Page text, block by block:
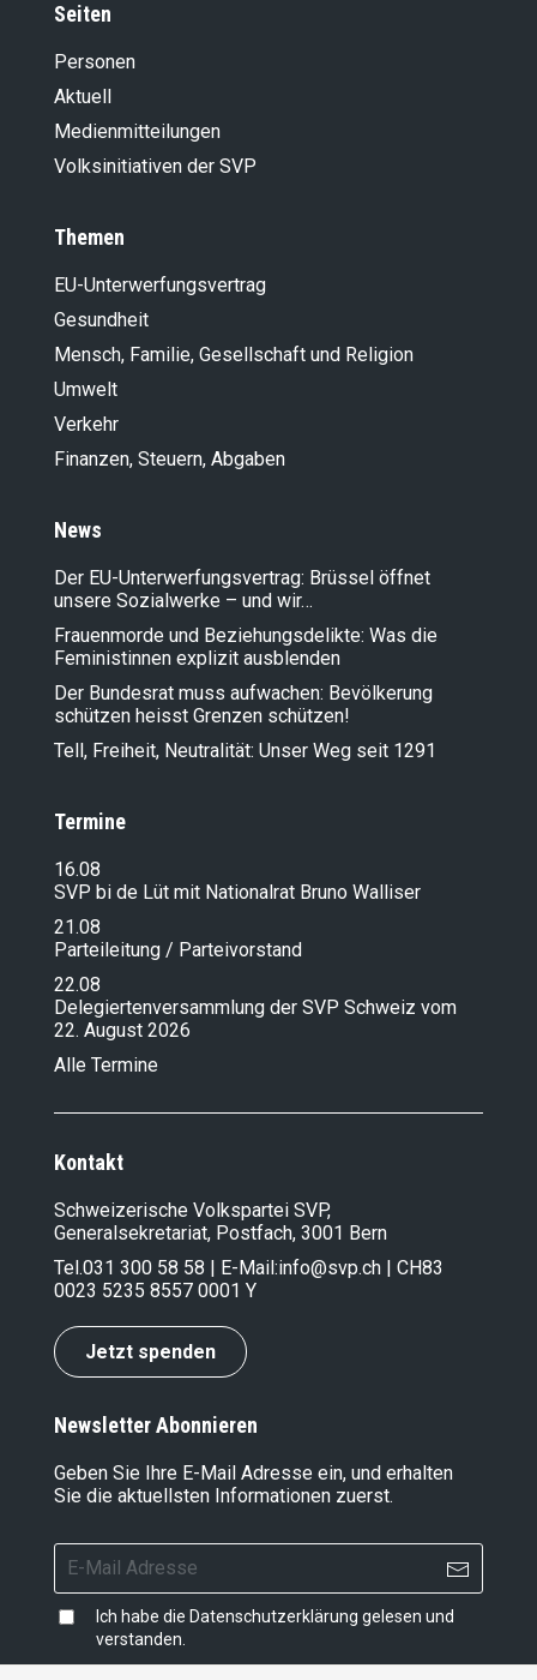
Seiten
Personen
Aktuell
Medienmitteilungen
Volksinitiativen der SVP
Themen
EU-Unterwerfungsvertrag
Gesundheit
Mensch, Familie, Gesellschaft und Religion
Umwelt
Verkehr
Finanzen, Steuern, Abgaben
News
Der EU-Unterwerfungsvertrag: Brüssel öffnet
unsere Sozialwerke – und wir…
Frauenmorde und Beziehungsdelikte: Was die
Feministinnen explizit ausblenden
Der Bundesrat muss aufwachen: Bevölkerung
schützen heisst Grenzen schützen!
Tell, Freiheit, Neutralität: Unser Weg seit 1291
Termine
16.08
SVP bi de Lüt mit Nationalrat Bruno Walliser
21.08
Parteileitung / Parteivorstand
22.08
Delegiertenversammlung der SVP Schweiz vom
22. August 2026
Alle Termine
Kontakt
Schweizerische Volkspartei SVP,
Generalsekretariat, Postfach, 3001 Bern
Tel.031 300 58 58 | E-Mail:info@svp.ch | CH83
0023 5235 8557 0001 Y
Jetzt spenden
Newsletter Abonnieren
Geben Sie Ihre E-Mail Adresse ein, und erhalten
Sie die aktuellsten Informationen zuerst.
Ich habe die Datenschutzerklärung gelesen und
verstanden.